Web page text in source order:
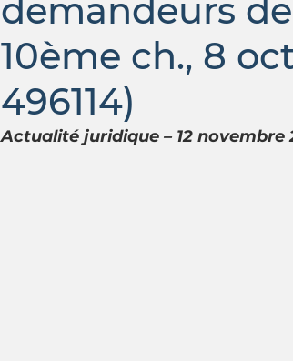
demandeurs
10ème ch., 8
496114)
Actualité juridique – 12 novembre